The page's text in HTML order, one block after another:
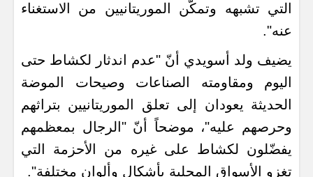
التي تشبهه وتمكّن الموريتانيين من الاستغناء
عنه".
يضيف ولد أسويدي أنّ "عدم اندثار لكشاط حتى
اليوم ومقاومته الصناعات وصيحات الموضة
الحديثة يعودان إلى تعلق الموريتانيين بتراثهم
وحرصهم عليه"، موضحاً أنّ "الرجال بمعظمهم
يفضّلون لكشاط على غيره من الأحزمة التي
تغزو الأسواق المحلية بأشكال وألوان مختلفة".